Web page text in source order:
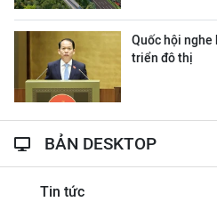
Quốc hội nghe
triển đô thị
BẢN DESKTOP
Tin tức